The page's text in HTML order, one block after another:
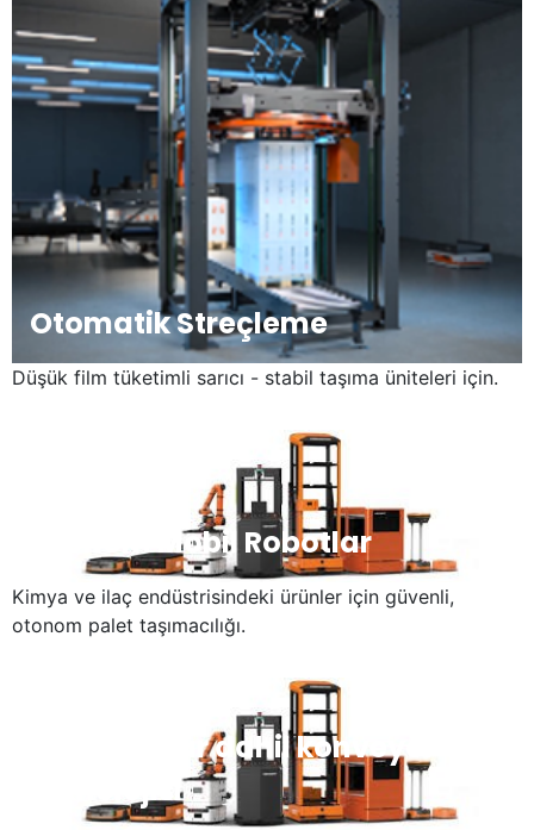
Otomatik Streçleme
Düşük film tüketimli sarıcı - stabil taşıma üniteleri için.
Otonom Mobil Robotlar
Kimya ve ilaç endüstrisindeki ürünler için güvenli,
otonom palet taşımacılığı.
Aksesuarlar dahil konveyör
teknolojisi